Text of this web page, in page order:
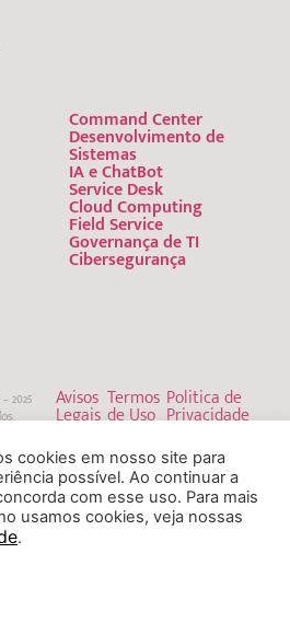
Command Center
Desenvolvimento de
Sistemas
IA e ChatBot
Service Desk
Cloud Computing
Field Service
Governança de TI
Cibersegurança
2025
Avisos
Legais
Termos
de Uso
Politica de
Privacidade
cookies em nosso site para
possível. Ao continuar a
com esse uso. Para mais
usamos cookies, veja nossas
.